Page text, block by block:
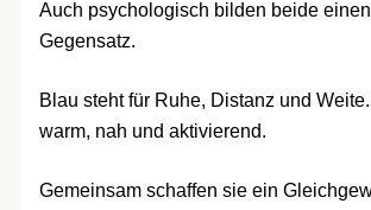
Auch psychologisch bilden beide
Gegensatz.
Blau steht für Ruhe, Distanz und
warm, nah und aktivierend.
Gemeinsam schaffen sie ein